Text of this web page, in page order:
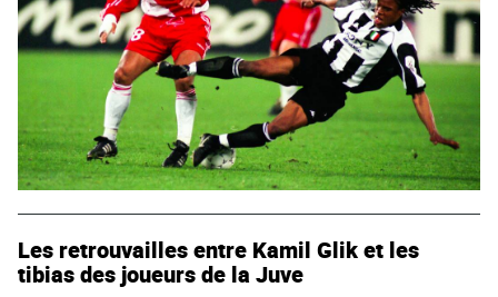
Les retrouvailles entre Kamil Glik et les
tibias des joueurs de la Juve